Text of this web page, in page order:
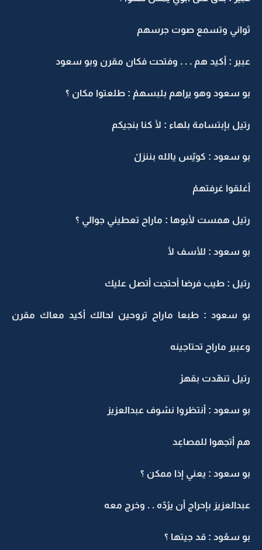
ثواني وتسمع صوت جرسهم
عبير : أكيد هم . . . وفتحت فكان مقرن وبو سعود
بو سعود وهو يراهم بلبسهمْ : طلعتوا مكان ؟
رتيل بإبتسامة بلهاء : لأ كنا بنجيكم
بو سعود : كويّس يالله بننزلْ
أغلقوا غرفتهمْ
رتيل همست لأبوها : ماراح تعطيني جوالي ؟
بو سعود : للأسف لأ
رتيل : طيب فرضا أحتجت أتصل عليك
بو سعود : طبعا ماراح تروحين لحالك أكيد معاك مقرن
وعبير ماراح تحتاجينه
رتيل تنهّدت بقهرْ
بو سعود : أنتظروا نشوف عبدالعزيز
هم أتجهوا للمصاعِد
بو سعود : يعني إذا ممكن ؟
عبدالعزيز بإحراج أن يرُدّه . . وخرج معه
بو سعُود : قد جيتها ؟